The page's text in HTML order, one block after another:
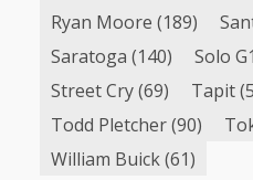
Ryan Moore (189)
Saratoga (140) Solo G1
Street Cry(69) Tapit
Todd Pletcher(90)
William Buick(61)